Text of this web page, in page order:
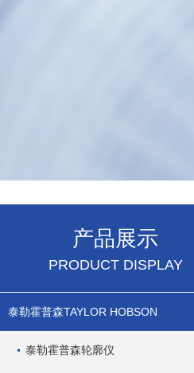
产品展示
PRODUCT DISPLAY
泰勒霍普森TAYLOR HOBSON
泰勒霍普森轮廓仪